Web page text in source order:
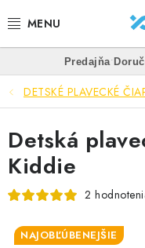
na
PLÁVANIE
ŠNORCHLOVANIE
FREEDIVING
SPEARFISHING
POTÁPANIE
Predajňa•
DETSKÉ PLAVECKÉ
Detská
Kiddie
2
NAJOBĽÚBENEJŠIE